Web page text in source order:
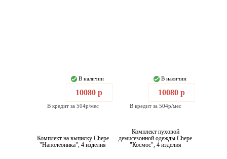
В наличии
10080 р
В кредит за 504р/мес
В наличии
10080 р
В кредит за 504р/мес
Комплект на выписку Chepe
"Наполеоника", 4 изделия
Комплект пуховой
демисезонной одежды Chepe
"Космос", 4 изделия